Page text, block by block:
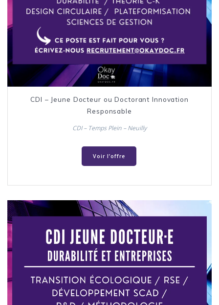
CDI – Jeune Docteur ou Doctorant Innovation
Responsable
CDI – Temps Plein – Neuilly
Voir l’offre